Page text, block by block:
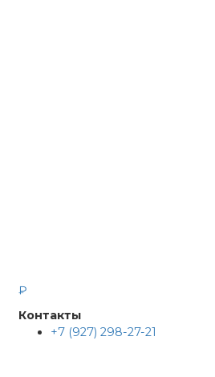
₽
Контакты
+7 (927) 298-27-21